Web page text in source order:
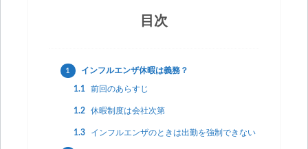
目次
1 インフルエンザ休暇は義務？
1.1 前回のあらすじ
1.2 休暇制度は会社次第
1.3 インフルエンザのときは出勤を強制できない